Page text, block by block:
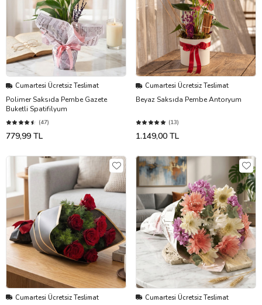
Cumartesi Ücretsiz Teslimat
Polimer Saksıda Pembe Gazete
Buketli Spatifilyum
(47)
779,99 TL
Cumartesi Ücretsiz Teslimat
Beyaz Saksıda Pembe Antoryum
(13)
1.149,00 TL
Cumartesi Ücretsiz Teslimat Cumartesi Ücretsiz Teslimat